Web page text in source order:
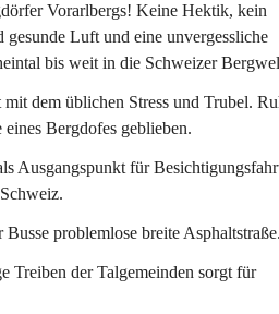
Vorarlbergs! Keine Hektik, kein
Luft und eine unvergessliche
bis weit in die Schweizer
dem üblichen Stress und Trubel.
Bergdofes geblieben.
Ausgangspunkt für
problemlose breite
Treiben der Talgemeinden sorgt für